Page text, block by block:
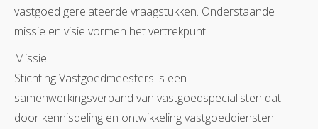
vastgoed gerelateerde vraagstukken. Onderstaande
missie en visie vormen het vertrekpunt.
Missie
Stichting Vastgoedmeesters is een
samenwerkingsverband van vastgoedspecialisten dat
door kennisdeling en ontwikkeling vastgoeddiensten